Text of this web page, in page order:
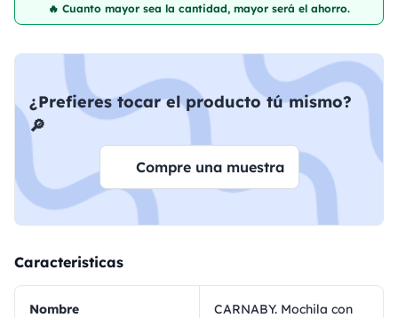
🔥 Cuanto mayor sea la cantidad, mayor será el ahorro.
¿Prefieres tocar el producto tú mismo?
🔎
Compre una muestra
Caracteristicas
Nombre
CARNABY. Mochila con